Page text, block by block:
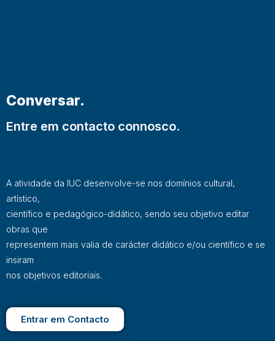
Conversar.
Entre em contacto connosco.
A atividade da IUC desenvolve-se nos domínios cultural,
artístico,
científico e pedagógico-didático, sendo seu objetivo editar
obras que
representem mais valia de carácter didático e/ou científico e se
insiram
nos objetivos editoriais.
Entrar em Contacto